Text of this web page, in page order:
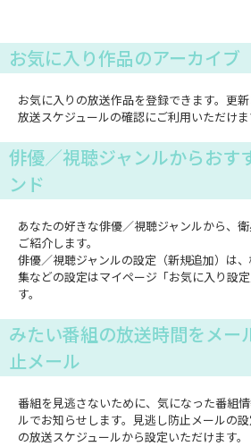
お気に入り作品のアーカイブ
お気に入りの放送作品を登録できます。更
放送スケジュールの確認にご利用いただけま
俳優／視聴ジャンルからおす
ンド
あなたの好きな俳優／視聴ジャンルから、
ご紹介します。
俳優／視聴ジャンルの設定（新規追加）は
集などの設定はマイページ「お気に入り設
す。
みたい番組の放送時間をメー
止メール
番組を見逃さないために、気になった番組
ルでお知らせします。見逃し防止メールの
の放送スケジュールから設定いただけます。